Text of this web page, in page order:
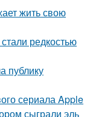
жить свою
редкостью
публику
сериала Apple
сыграли эль